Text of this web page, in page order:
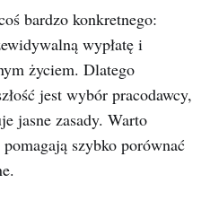
bardzo konkretnego:
wypłatę i
życiem. Dlatego
jest wybór pracodawcy,
jasne zasady. Warto
szybko porównać